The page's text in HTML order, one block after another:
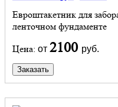
Евроштакетник для
ленточном фундаменте
Цена: от 2100 руб.
Заказать